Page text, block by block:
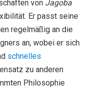
von Jagoba
Er passt seine
regelmäßig an die
an, wobei er sich
schnelles
zu anderen
Philosophie